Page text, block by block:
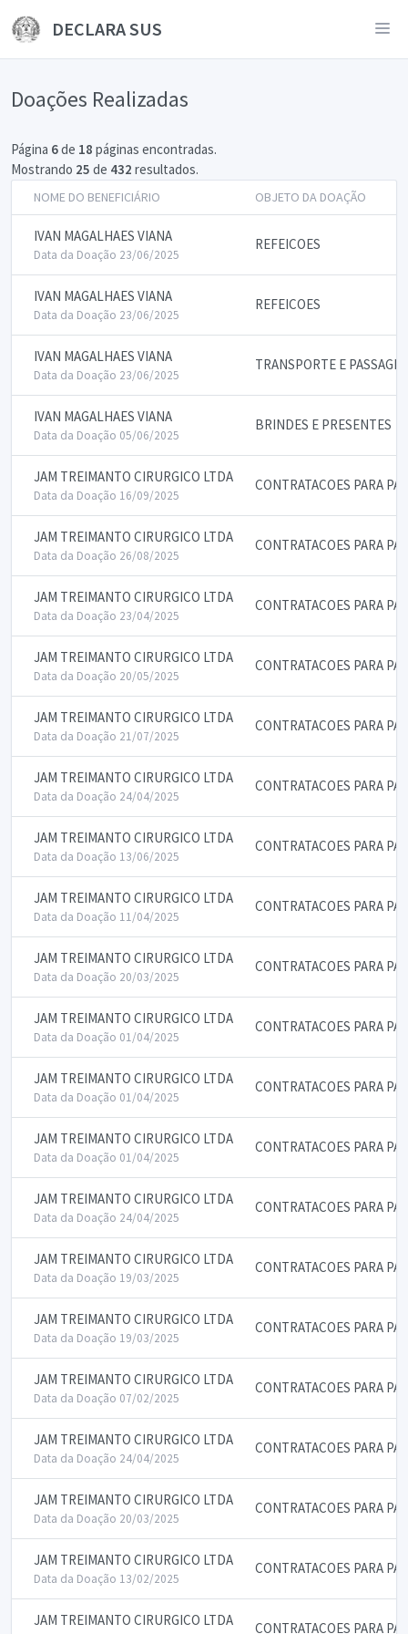
DECLARA SUS
Doações Realizadas
Página 6de 18 páginas encontradas.
Mostrando 25 de 432 resultados.
NOME DO BENEFICIÁRIO OBJETO DA DOAÇÃO
IVAN MAGALHAES VIANA
Data da Doação 23/06/2025
REFEICOES
IVAN MAGALHAES VIANA
Data da Doação 23/06/2025
REFEICOES
IVAN MAGALHAES VIANA
Data da Doação 23/06/2025
TRANSPORTE E
IVAN MAGALHAES VIANA
Data da Doação 05/06/2025
BRINDES E PRESENTES
JAM TREIMANTO CIRURGICO LTDA
Data da Doação 16/09/2025
CONTRATACOES PARA
JAM TREIMANTO CIRURGICO LTDA
Data da Doação 26/08/2025
CONTRATACOES PARA
JAM TREIMANTO CIRURGICO LTDA
Data da Doação 23/04/2025
CONTRATACOES PARA
JAM TREIMANTO CIRURGICO LTDA
Data da Doação 20/05/2025
CONTRATACOES PARA
JAM TREIMANTO CIRURGICO LTDA
Data da Doação 21/07/2025
CONTRATACOES PARA
JAM TREIMANTO CIRURGICO LTDA
Data da Doação 24/04/2025
CONTRATACOES PARA
JAM TREIMANTO CIRURGICO LTDA
Data da Doação 13/06/2025
CONTRATACOES PARA
JAM TREIMANTO CIRURGICO LTDA
Data da Doação 11/04/2025
CONTRATACOES PARA
JAM TREIMANTO CIRURGICO LTDA
Data da Doação 20/03/2025
CONTRATACOES PARA
JAM TREIMANTO CIRURGICO LTDA
Data da Doação 01/04/2025
CONTRATACOES PARA
JAM TREIMANTO CIRURGICO LTDA
Data da Doação 01/04/2025
CONTRATACOES PARA
JAM TREIMANTO CIRURGICO LTDA
Data da Doação 01/04/2025
CONTRATACOES PARA
JAM TREIMANTO CIRURGICO LTDA
Data da Doação 24/04/2025
CONTRATACOES PARA
JAM TREIMANTO CIRURGICO LTDA
Data da Doação 19/03/2025
CONTRATACOES PARA
JAM TREIMANTO CIRURGICO LTDA
Data da Doação 19/03/2025
CONTRATACOES PARA
JAM TREIMANTO CIRURGICO LTDA
Data da Doação 07/02/2025
CONTRATACOES PARA
JAM TREIMANTO CIRURGICO LTDA
Data da Doação 24/04/2025
CONTRATACOES PARA
JAM TREIMANTO CIRURGICO LTDA
Data da Doação 20/03/2025
CONTRATACOES PARA
JAM TREIMANTO CIRURGICO LTDA
Data da Doação 13/02/2025
CONTRATACOES PARA
JAM TREIMANTO CIRURGICO LTDA CONTRATACOES PARA